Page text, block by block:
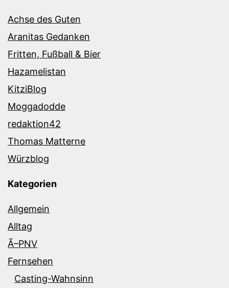
Achse des Guten
Aranitas Gedanken
Fritten, Fußball & Bier
Hazamelistan
KitziBlog
Moggadodde
redaktion42
Thomas Matterne
Würzblog
Kategorien
Allgemein
Alltag
Ã–PNV
Fernsehen
Casting-Wahnsinn